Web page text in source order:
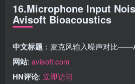
16.Microphone Input
Avisoft Bioacoustics
中文标题 ：麦克风输入噪声对比
网站: avisoft.com
HN评论: 立即访问